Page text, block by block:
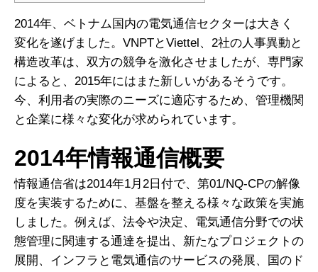
2014年、ベトナム国内の電気通信セクターは大きく
変化を遂げました。VNPTとViettel、2社の人事異動と
構造改革は、双方の競争を激化させましたが、専門家
によると、2015年にはまた新しいがあるそうです。
今、利用者の実際のニーズに適応するため、管理機関
と企業に様々な変化が求められています。
2014年情報通信概要
情報通信省は2014年1月2日付で、第01/NQ-CPの解像
度を実装するために、基盤を整える様々な政策を実施
しました。例えば、法令や決定、電気通信分野での状
態管理に関連する通達を提出、新たなプロジェクトの
展開、インフラと電気通信のサービスの発展、国のド